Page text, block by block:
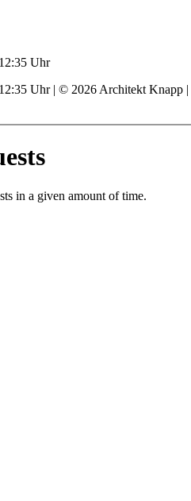
Uhr
Uhr | © 2026 Architekt Knapp |